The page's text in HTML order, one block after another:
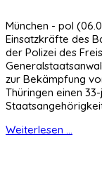
München - pol
Einsatzkräfte des
der Polizei des
zur Bekämpfung
Thüringen einen
Weiterlesen ...